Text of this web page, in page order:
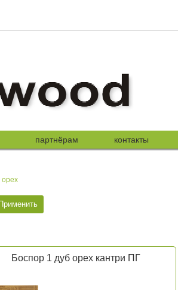
партнёрам контакты
орех
Боспор 1 дуб орех кантри ПГ